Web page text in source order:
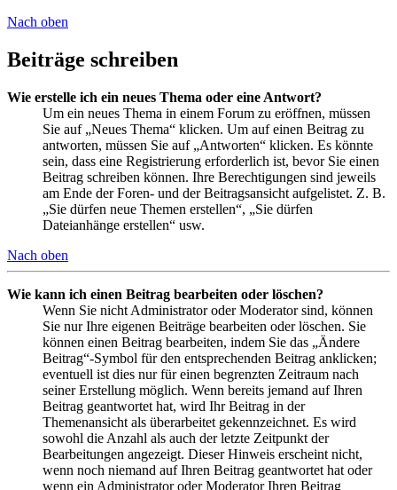
Nach oben
Beiträge schreiben
Wie erstelle ich ein neues Thema oder eine Antwort?
Um ein neues Thema in einem Forum zu eröffnen, müssen
Sie auf „Neues Thema“ klicken. Um auf einen Beitrag zu
antworten, müssen Sie auf „Antworten“ klicken. Es könnte
sein, dass eine Registrierung erforderlich ist, bevor Sie einen
Beitrag schreiben können. Ihre Berechtigungen sind jeweils
am Ende der Foren- und der Beitragsansicht aufgelistet. Z. B.
„Sie dürfen neue Themen erstellen“, „Sie dürfen
Dateianhänge erstellen“ usw.
Nach oben
Wie kann ich einen Beitrag bearbeiten oder löschen?
Wenn Sie nicht Administrator oder Moderator sind, können
Sie nur Ihre eigenen Beiträge bearbeiten oder löschen. Sie
können einen Beitrag bearbeiten, indem Sie das „Ändere
Beitrag“-Symbol für den entsprechenden Beitrag anklicken;
eventuell ist dies nur für einen begrenzten Zeitraum nach
seiner Erstellung möglich. Wenn bereits jemand auf Ihren
Beitrag geantwortet hat, wird Ihr Beitrag in der
Themenansicht als überarbeitet gekennzeichnet. Es wird
sowohl die Anzahl als auch der letzte Zeitpunkt der
Bearbeitungen angezeigt. Dieser Hinweis erscheint nicht,
wenn noch niemand auf Ihren Beitrag geantwortet hat oder
wenn ein Administrator oder Moderator Ihren Beitrag